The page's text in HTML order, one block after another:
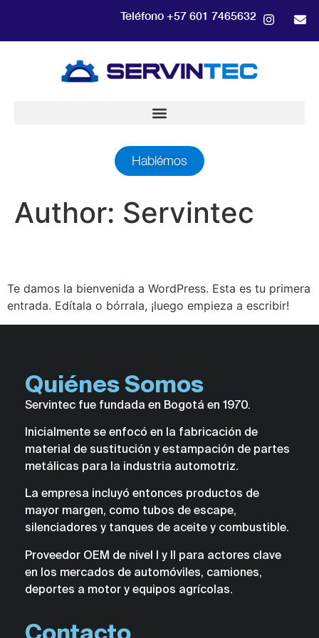
Teléfono +57 601 7465632
Hablémos
Author: Servintec
Te damos la bienvenida a WordPress. Esta es tu primera
entrada. Edítala o bórrala, ¡luego empieza a escribir!
Quiénes Somos
Servintec fue fundada en Bogotá en 1970.
Inicialmente se enfocó en la fabricación de
material de sustitución y estampación de partes
metálicas para la industria automotriz.
La empresa incluyó entonces productos de
mayor margen, como tubos de escape,
silenciadores y tanques de aceite y combustible.
Proveedor OEM de nivel I y II para actores clave
en los mercados de automóviles, camiones,
deportes a motor y equipos agrícolas.